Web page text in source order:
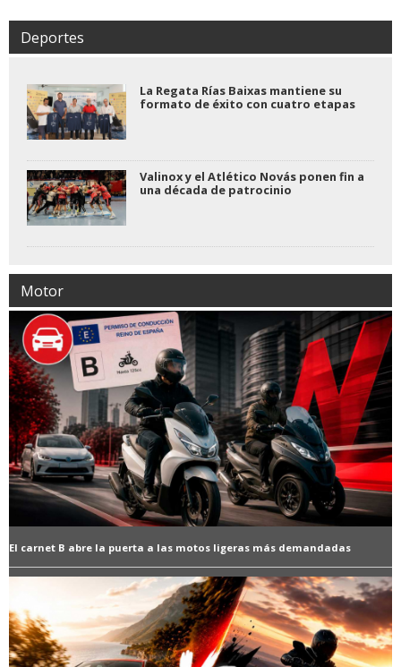
Deportes
La Regata Rías Baixas mantiene su
formato de éxito con cuatro etapas
Valinox y el Atlético Novás ponen fin a
una década de patrocinio
Motor
El carnet B abre la puerta a las motos ligeras más demandadas